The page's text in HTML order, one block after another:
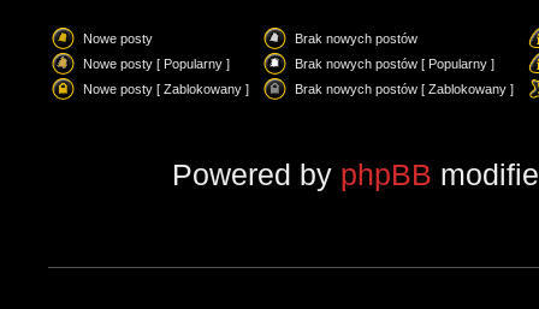
Nowe posty
Brak nowych postów
Nowe posty [ Popularny ]
Brak nowych postów [ Popularny ]
Nowe posty [ Zablokowany ]
Brak nowych postów [ Zablokowany ]
Powered by phpBB